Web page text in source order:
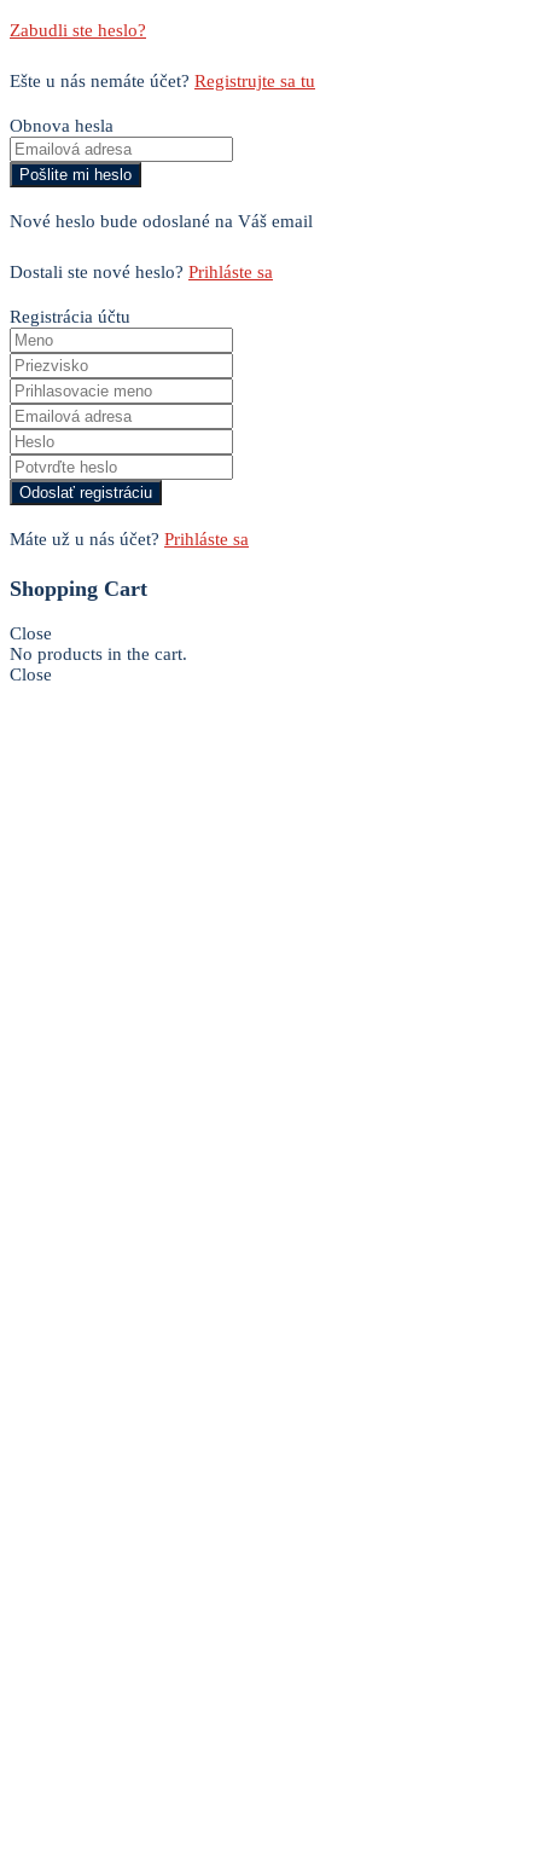
Zabudli ste heslo?
Ešte u nás nemáte účet? Registrujte sa tu
Obnova hesla
Nové heslo bude odoslané na Váš email
Dostali ste nové heslo? Prihláste sa
Registrácia účtu
Máte už u nás účet? Prihláste sa
Shopping Cart
Close
No products in the cart.
Close